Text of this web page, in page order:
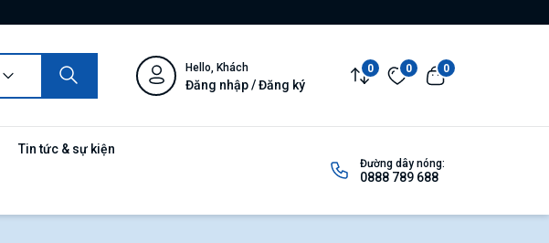
Hello, Khách
Đăng nhập / Đăng ký
0 0 0
Tin tức & sự kiện
Đường dây nóng:
0888 789 688